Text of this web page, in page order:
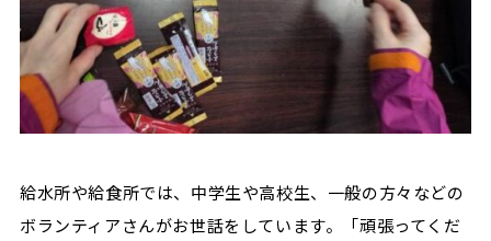
給水所や給食所では、中学生や高校生、一般の方々などの
ボランティアさんがお世話をしています。「頑張ってくだ